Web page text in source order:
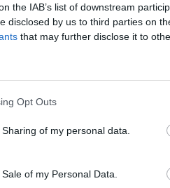
the IAB’s list of downstream
disclosed by us to third parties on
that may further disclose it to
Opt Outs
of my personal data.
of my Personal Data.
z wiernymi na placu Świętego
jednoznaczne wezwanie do
Kościoła katolickiego domaga
uderzeń w obiekty cywilne oraz